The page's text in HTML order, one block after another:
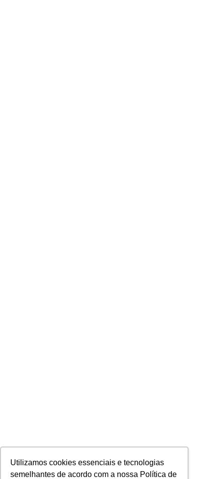
Utilizamos cookies essenciais e tecnologias
semelhantes de acordo com a nossa Política de